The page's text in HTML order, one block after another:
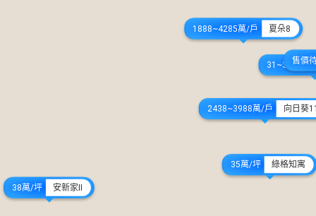
31~39萬/坪
35萬/坪 綠格知寓
38萬/坪 安新家II
1888~4285萬/戶 夏朵8
2438~3988萬/戶 向日葵
售價